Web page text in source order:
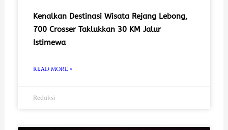
Kenalkan Destinasi Wisata Rejang Lebong,
700 Crosser Taklukkan 30 KM Jalur
Istimewa
READ MORE »
Redaksi